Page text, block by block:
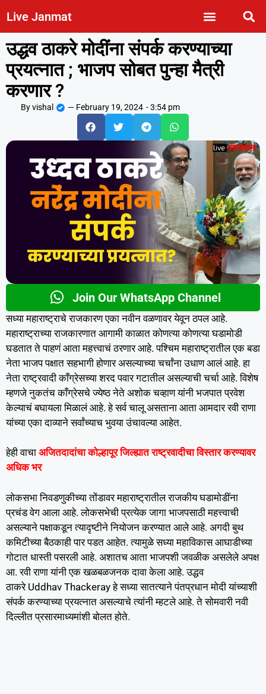
Live Janmat
उद्धव ठाकरे मोदींना संपर्क करण्याच्या
प्रयत्नात ; भाजप सोबत पुन्हा मैत्री
करणार ?
Byvishal — February 19, 2024 -3:54 pm
Join Our WhatsApp Channel
सध्या महाराष्ट्राचे राजकारण एका नवीन वळणावर येवून ठपल आहे.
महाराष्ट्राच्या राजकारणात आगामी काळात कोणत्या कोणत्या घडामोडी
घडतात ते पाहणं आता महत्त्वाचं ठरणार आहे. पश्चिम महाराष्ट्रातील एक बडा
नेता भाजप पक्षात सहभागी होणार असल्याच्या चर्चांना उधाण आलं आहे. हा
नेता राष्ट्रवादी काँग्रेसच्या शरद पवार गटातील असल्याची चर्चा आहे. विशेष
म्हणजे नुकतंच काँग्रेसचे ज्येष्ठ नेते अशोक चव्हाण यांनी भजपात प्रवेश
केल्याचं बघायला मिळालं आहे. हे सर्व चालू असताना आता आमदार रवी राणा
यांच्या एका दाव्याने सर्वांच्याच भुवया उंचावल्या आहेत.
हेही वाचा अजितदादांचा कोल्हापूर जिल्ह्यात राष्ट्रवादीचा विस्तार करण्यावर
अधिक भर
लोकसभा निवडणुकीच्या तोंडावर महाराष्ट्रातील राजकीय घडामोडींना
प्रचंड वेग आला आहे. लोकसभेची प्रत्येक जागा भाजपसाठी महत्त्वाची
असल्याने पक्षाकडून त्यादृष्टीने नियोजन करण्यात आले आहे. अगदी बुथ
कमिटीच्या बैठकाही पार पडत आहेत. त्यामुळे सध्या महाविकास आघाडीच्या
गोटात धास्ती पसरली आहे. अशातच आता भाजपशी जवळीक असलेले अपक्ष
आ. रवी राणा यांनी एक खळबळजनक दावा केला आहे. उद्धव
ठाकरे Uddhav Thackeray हे सध्या सातत्याने पंतप्रधान मोदी यांच्याशी
संपर्क करण्याच्या प्रयत्नात असल्याचे त्यांनी म्हटले आहे. ते सोमवारी नवी
दिल्लीत प्रसारमाध्यमांशी बोलत होते.